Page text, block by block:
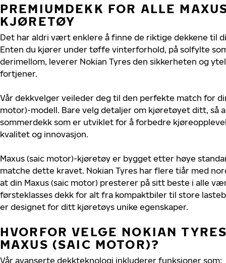
PREMIUMDEKK FOR ALLE
KJØRETØY
Det har aldri vært enklere å finne de riktige dekkene til
Enten du kjører under tøffe vinterforhold, på solfylte
derimellom, leverer Nokian Tyres den sikkerheten og
fortjener.
Vår dekkvelger veileder deg til den perfekte match for
motor)-modell. Bare velg detaljer om kjøretøyet ditt, så
sommerdekk som er utviklet for å forbedre
kvalitet og innovasjon.
Maxus (saic motor)-kjøretøy er bygget etter høye
matche dette kravet. Nokian Tyres har flere tiår med
at din Maxus (saic motor) presterer på sitt beste i alle
førsteklasses dekk for alt fra kompaktbiler til store
er designet for ditt kjøretøys unike egenskaper.
HVORFOR VELGE NOKIAN
MAXUS (SAIC MOTOR)?
Vår avanserte dekkteknologi inkluderer funksjoner som: